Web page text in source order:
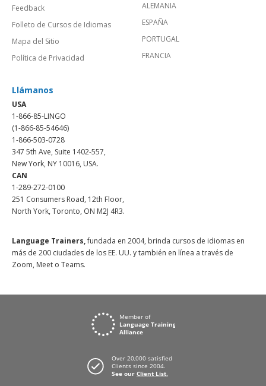
Feedback
Folleto de Cursos de Idiomas
Mapa del Sitio
Política de Privacidad
ALEMANIA
ESPAÑA
PORTUGAL
FRANCIA
Llámanos
USA
1-866-85-LINGO
(1-866-85-54646)
1-866-503-0728
347 5th Ave, Suite 1402-557,
New York, NY 10016, USA.
CAN
1-289-272-0100
251 Consumers Road, 12th Floor,
North York, Toronto, ON M2J 4R3.
Language Trainers,fundada en 2004, brinda cursos de idiomas en
más de 200 ciudades de los EE. UU. y también en línea a través de
Zoom, Meet o Teams.